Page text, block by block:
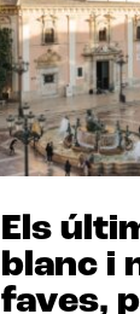
Els
blanc i
faves,